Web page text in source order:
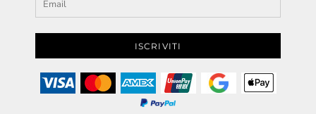
ISCRIVITI